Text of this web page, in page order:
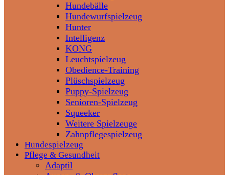
Hundebälle
Hundewurfspielzeug
Hunter
Intelligenz
KONG
Leuchtspielzeug
Obedience-Training
Plüschspielzeug
Puppy-Spielzeug
Senioren-Spielzeug
Squeeker
Weitere Spielzeuge
Zahnpflegespielzeug
Hundespielzeug
Pflege & Gesundheit
Adaptil